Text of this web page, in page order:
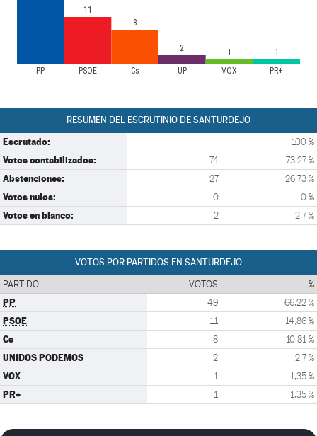
PP PSOE Cs UP VOX PR+
11
8
2 1 1
RESUMEN DEL ESCRUTINIO DE SANTURDEJO
Escrutado: 100 %
Votos contabilizados: 74 73,27 %
Abstenciones: 27 26,73 %
Votos nulos: 0 0 %
Votos en blanco: 2 2,7 %
VOTOS POR PARTIDOS EN SANTURDEJO
PARTIDO VOTOS %
PP 49 66,22 %
PSOE 11 14,86 %
Cs 8 10,81 %
UNIDOS PODEMOS 2 2,7 %
VOX 1 1,35 %
PR+ 1 1,35 %